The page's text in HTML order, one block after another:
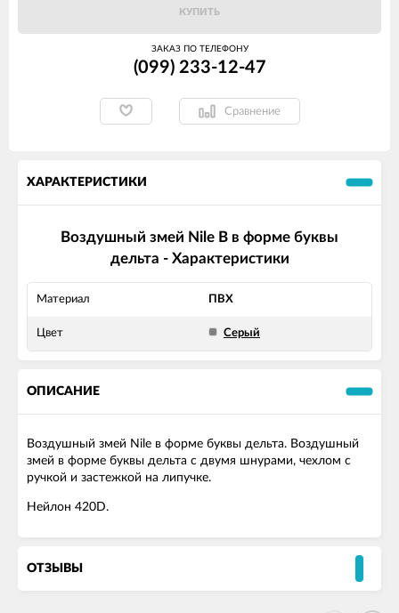
КУПИТЬ
ЗАКАЗ ПО ТЕЛЕФОНУ
(099) 233-12-47
Сравнение
ХАРАКТЕРИСТИКИ
Воздушный змей Nile B в форме буквы
дельта - Характеристики
Материал ПВХ
Цвет Серый
ОПИСАНИЕ
Воздушный змей Nile в форме буквы дельта. Воздушный
змей в форме буквы дельта с двумя шнурами, чехлом с
ручкой и застежкой на липучке.
Нейлон 420D.
ОТЗЫВЫ